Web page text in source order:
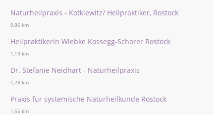
Naturheilpraxis - Kotkiewitz/ Heilpraktiker, Rostock
0,86 km
Heilpraktikerin Wiebke Kossegg-Schorer Rostock
1,19 km
Dr. Stefanie Neidhart - Naturheilpraxis
1,28 km
Praxis für systemische Naturheilkunde Rostock
1,55 km